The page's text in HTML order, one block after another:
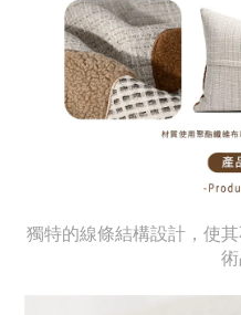
獨特的線條結構設計，使
術